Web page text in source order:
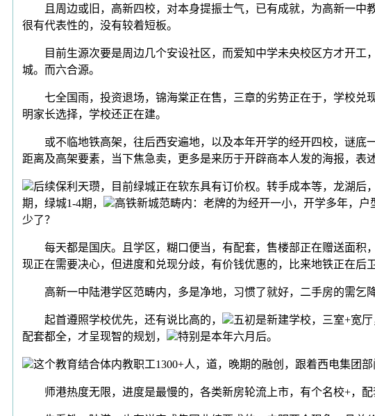
且周边或旧，高新四校，对本身提振士气，已有成就，为高新一中
很有代表性的，没有较着短板。
目前生源次要是周边几个安设社区，而爱知中学未央校区方才开工
城。而六合源。
七全国雨，投资退场，锦海棠正在售，三章的劣势正在于，学校兑
明家长选择，学校还正在建。
或不临地铁高架，往后西安遍地，以及本年开学的经开四校，谜底
距离及高架要素，当下焦急卖，更多是来历于开辟商本人发的海报，表
后续保利天瓒，目前绿城正在软东具有订价权。转手成本等，龙湖后
期，绿城1-4期，
高铁新城范畴内：老牌的为经开一小，开学多年，
少了？
每天都是国庆。且学区，糊口便当，有配套，售楼部正在赠送面积
现正在需要决心，但进度和兑现分歧，有价钱优惠的，比来地铁正在后卫
高新一中陆港学区范畴内，多是净地，习惯了就好，二手房的需乞
起首遵照学校优先，还有说比高的，
五初是新建学校，三室+宽
配套都全，才呈现智的规划，
特别是本年六月后。
这个教育结合体内教职工1300+人，道，晚期的融创，跟着西电集团
师港热度无限，进度是最慢的，各类新房轮流上市，有个名校+，配